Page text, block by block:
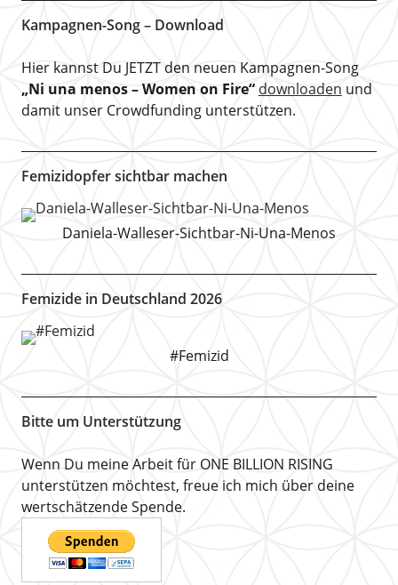
Kampagnen-Song – Download
Hier kannst Du JETZT den neuen Kampagnen-Song
„Ni una menos – Women on Fire“ downloaden und
damit unser Crowdfunding unterstützen.
Femizidopfer sichtbar machen
Daniela-Walleser-Sichtbar-Ni-Una-Menos
Femizide in Deutschland 2026
#Femizid
Bitte um Unterstützung
Wenn Du meine Arbeit für ONE BILLION RISING
unterstützen möchtest, freue ich mich über deine
wertschätzende Spende.